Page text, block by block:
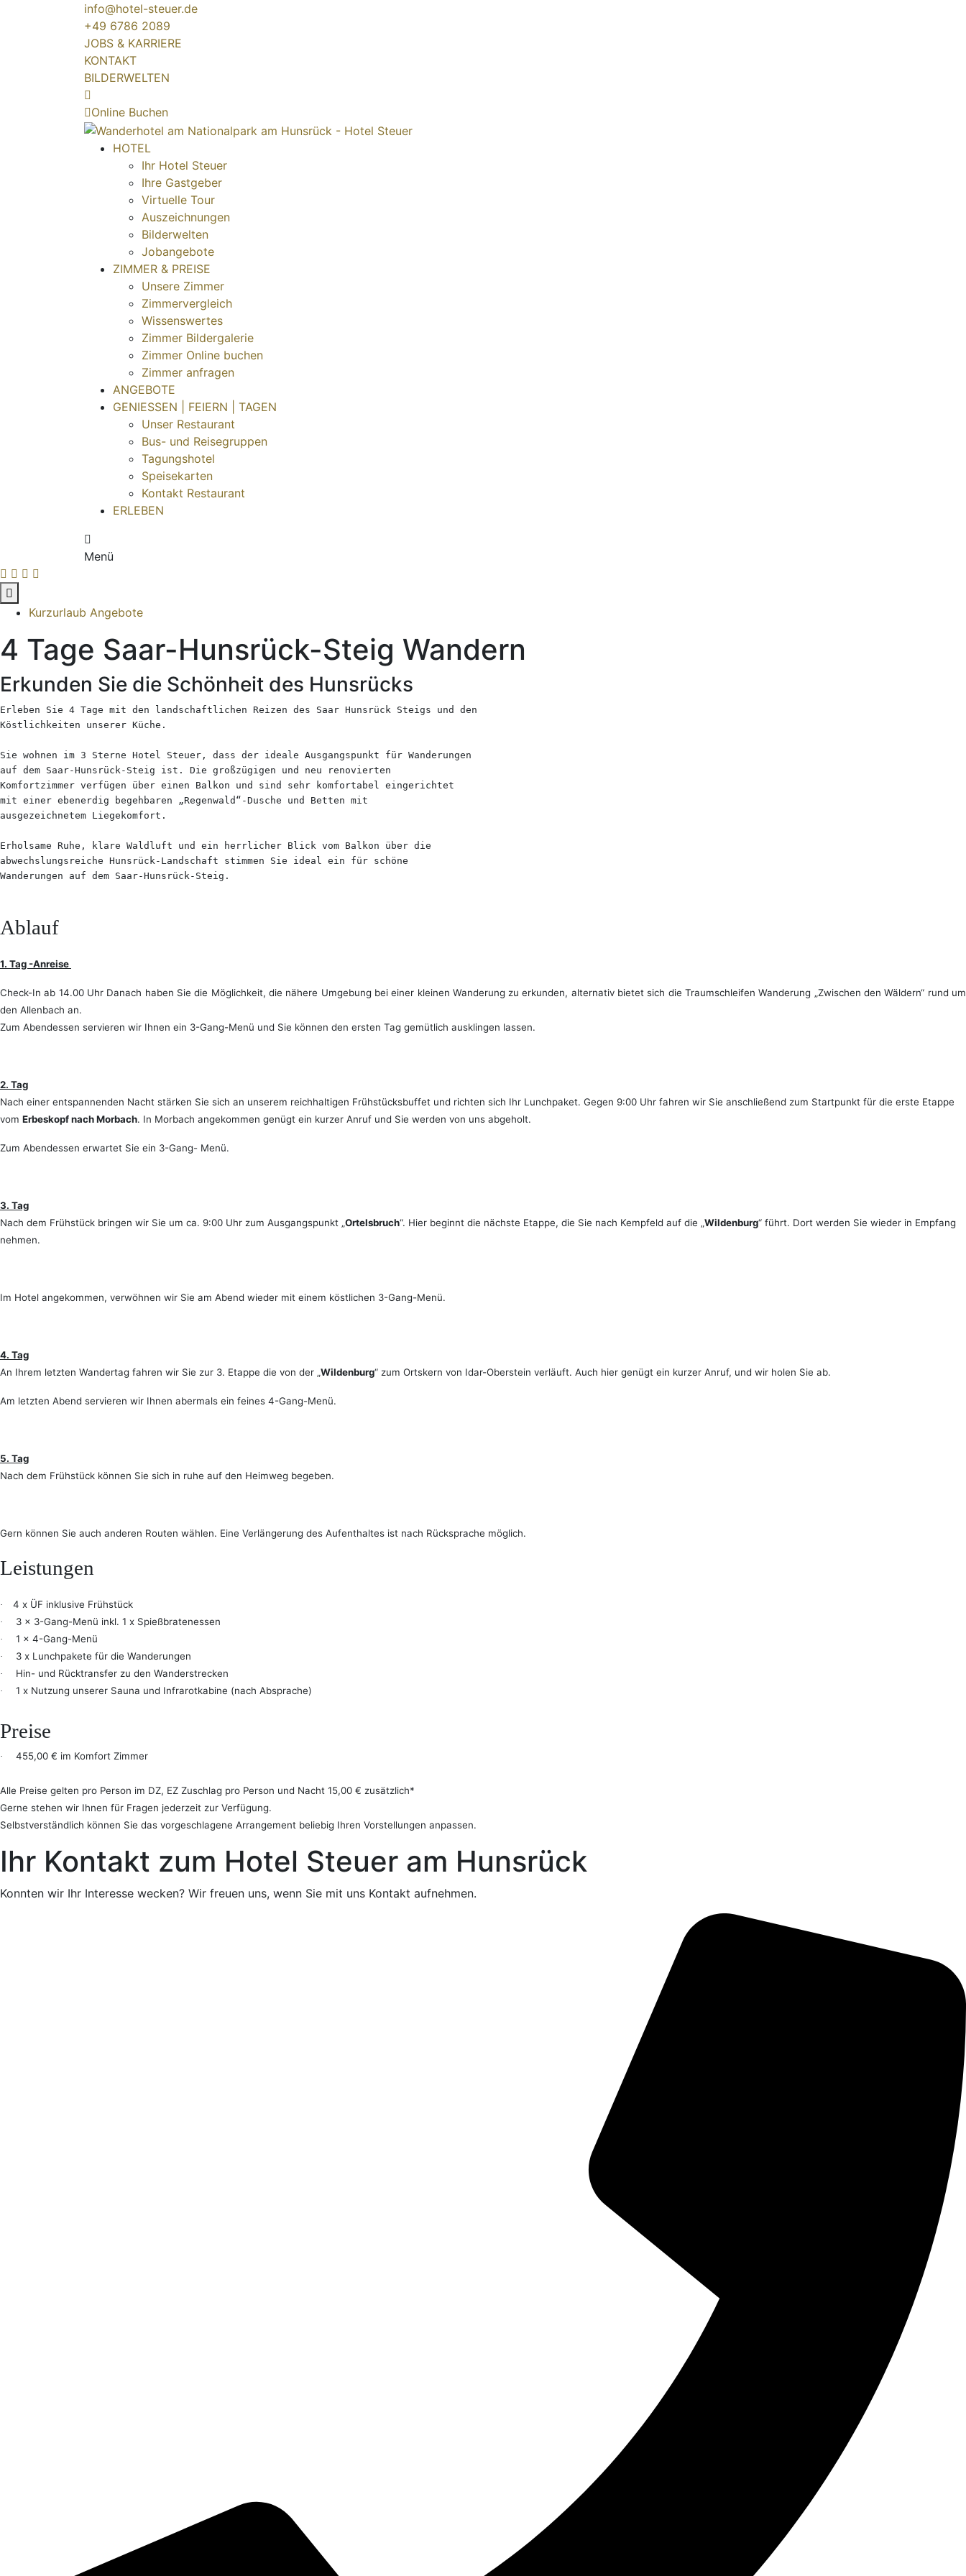
info@hotel-steuer.de
+49 6786 2089
JOBS & KARRIERE
KONTAKT
BILDERWELTEN
Online Buchen
HOTEL
Ihr Hotel Steuer
Ihre Gastgeber
Virtuelle Tour
Auszeichnungen
Bilderwelten
Jobangebote
ZIMMER & PREISE
Unsere Zimmer
Zimmervergleich
Wissenswertes
Zimmer Bildergalerie
Zimmer Online buchen
Zimmer anfragen
ANGEBOTE
GENIESSEN | FEIERN | TAGEN
Unser Restaurant
Bus- und Reisegruppen
Tagungshotel
Speisekarten
Kontakt Restaurant
ERLEBEN
Menü
Kurzurlaub Angebote
4 Tage Saar-Hunsrück-Steig Wandern
Erkunden Sie die Schönheit des Hunsrücks
Erleben Sie 4 Tage mit den landschaftlichen Reizen des Saar Hunsrück Steigs und den
Köstlichkeiten unserer Küche.
Sie wohnen im 3 Sterne Hotel Steuer, dass der ideale Ausgangspunkt für Wanderungen
auf dem Saar-Hunsrück-Steig ist. Die großzügigen und neu renovierten
Komfortzimmer verfügen über einen Balkon und sind sehr komfortabel eingerichtet
mit einer ebenerdig begehbaren „Regenwald“-Dusche und Betten mit
ausgezeichnetem Liegekomfort.
Erholsame Ruhe, klare Waldluft und ein herrlicher Blick vom Balkon über die
abwechslungsreiche Hunsrück-Landschaft stimmen Sie ideal ein für schöne
Wanderungen auf dem Saar-Hunsrück-Steig.
Ablauf
1. Tag -Anreise
Check-In ab 14.00 Uhr Danach haben Sie die Möglichkeit, die nähere Umgebung bei einer kleinen Wanderung zu erkunden, alternativ bietet sich die TraumschleifenWanderung „Zwischen den Wäldern“ rund um
den Allenbach an.
Zum Abendessen servieren wir Ihnen ein 3-Gang-Menü und Sie können den ersten Tag gemütlich ausklingen lassen.
2. Tag
Nach einer entspannenden Nacht stärken Sie sich an unserem reichhaltigen Frühstücksbuffet und richten sich Ihr Lunchpaket. Gegen 9:00 Uhr fahren wir Sie anschließend zum Startpunkt für die erste Etappe
vom Erbeskopf nach Morbach. In Morbach angekommen genügt ein kurzer Anruf und Sie werden von uns abgeholt.
Zum Abendessen erwartet Sie ein 3-Gang- Menü.
3. Tag
Nach dem Frühstück bringen wir Sie um ca. 9:00 Uhr zum Ausgangspunkt „Ortelsbruch“. Hier beginnt die nächste Etappe, die Sie nach Kempfeld auf die „Wildenburg“ führt. Dort werden Sie wieder in Empfang
nehmen.
Im Hotel angekommen, verwöhnen wir Sie am Abend wieder mit einem köstlichen 3-Gang-Menü.
4. Tag
An Ihrem letzten Wandertag fahren wir Sie zur 3. Etappe die von der „Wildenburg“ zum Ortskern von Idar-Oberstein verläuft. Auch hier genügt ein kurzer Anruf, und wir holen Sie ab.
Am letzten Abend servieren wir Ihnen abermals ein feines 4-Gang-Menü.
5. Tag
Nach dem Frühstück können Sie sich in ruhe auf den Heimweg begeben.
Gern können Sie auch anderen Routen wählen. Eine Verlängerung des Aufenthaltes ist nach Rücksprache möglich.
Leistungen
· 4 x ÜF inklusive Frühstück
· 3 x 3-Gang-Menü inkl. 1 x Spießbratenessen
· 1 x 4-Gang-Menü
· 3 x Lunchpakete für die Wanderungen
· Hin- und Rücktransfer zu den Wanderstrecken
· 1 x Nutzung unserer Sauna und Infrarotkabine (nach Absprache)
Preise
· 455,00 € im Komfort Zimmer
Alle Preise gelten pro Person im DZ, EZ Zuschlag pro Person und Nacht 15,00 € zusätzlich*
Gerne stehen wir Ihnen für Fragen jederzeit zur Verfügung.
Selbstverständlich können Sie das vorgeschlagene Arrangement beliebig Ihren Vorstellungen anpassen.
Ihr Kontakt zum Hotel Steuer am Hunsrück
Konnten wir Ihr Interesse wecken? Wir freuen uns, wenn Sie mit uns Kontakt aufnehmen.